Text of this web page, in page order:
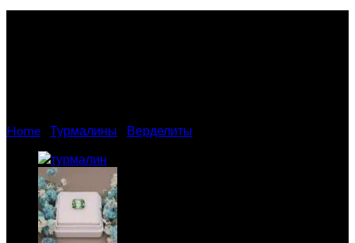
Home Турмалины Верделиты